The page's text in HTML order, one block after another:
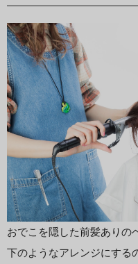
おでこを隠した前髪ありの
下のようなアレンジにする